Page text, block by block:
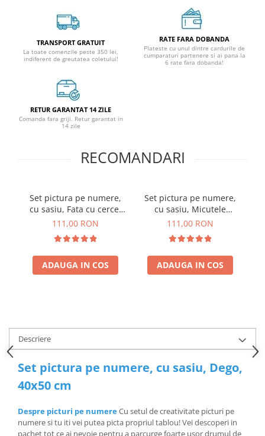
TRANSPORT GRATUIT
La toate comenzile peste 350 lei,
indiferent de greutatea coletului!
RATE FARA DOBANDA
Plateste cu unul dintre cardurile de
cumparaturi partenere si ai pana la
6 rate fara dobanda!
RETUR GARANTAT 14 ZILE
Comanda fara griji. Retur garantat in
14 zile
RECOMANDARI
Set pictura pe numere,
cu sasiu, Fata cu cercel
de perla - Vermeer, 40x50
111,00 RON
ADAUGA IN COS
Set pictura pe numere,
cu sasiu, Micutele
Balerine, 40x50 cm
111,00 RON
ADAUGA IN COS
Descriere
Set pictura pe numere, cu sasiu, Dego,
40x50 cm
Despre picturi pe numereCu setul de creativitate picturi pe
numere si tu iti vei putea picta propriul tablou! Vei descoperi in
pachet tot ce ai nevoie pentru a parcurge foarte usor drumul de